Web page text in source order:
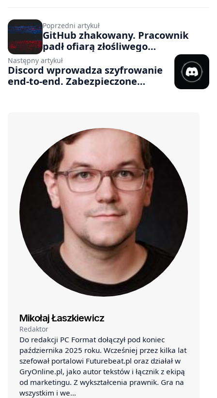
Poprzedni artykuł
GitHub zhakowany. Pracownik
padł ofiarą złośliwego
rozszerzenia VS Code, doszło do
wycieku tysięcy wewnętrznych
repozytoriów
Następny artykuł
Discord wprowadza szyfrowanie
end-to-end. Zabezpieczone
Mikołaj Łaszkiewicz
Redaktor
Do redakcji PC Format dołączył pod koniec
października 2025 roku. Wcześniej przez kilka lat
szefował portalowi Futurebeat.pl oraz działał w
GryOnline.pl, jako autor tekstów i łącznik z ekipą
od marketingu. Z wykształcenia prawnik. Gra na
wszystkim i we…